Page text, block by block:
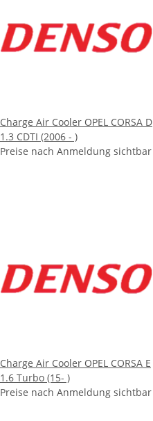
Charge Air Cooler OPEL CORSA D
1.3 CDTI (2006 - )
Preise nach Anmeldung sichtbar
Charge Air Cooler OPEL CORSA E
1.6 Turbo (15- )
Preise nach Anmeldung sichtbar